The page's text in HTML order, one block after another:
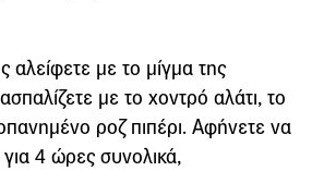
αλείφετε με το μίγμα της
με το χοντρό αλάτι, το
ροζ πιπέρι. Αφήνετε να
4 ώρες συνολικά,